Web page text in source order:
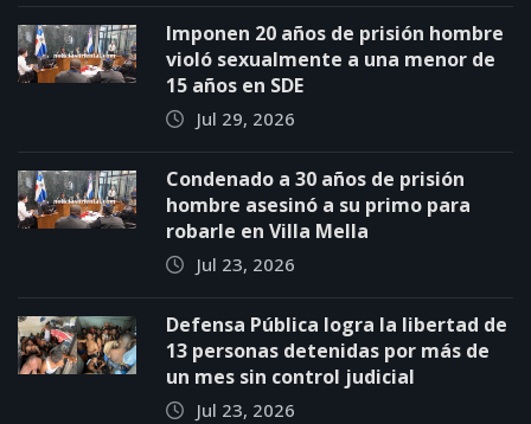
Imponen 20 años de prisión hombre
violó sexualmente a una menor de
15 años en SDE
Jul 29, 2026
Condenado a 30 años de prisión
hombre asesinó a su primo para
robarle en Villa Mella
Jul 23, 2026
Defensa Pública logra la libertad de
13 personas detenidas por más de
un mes sin control judicial
Jul 23, 2026